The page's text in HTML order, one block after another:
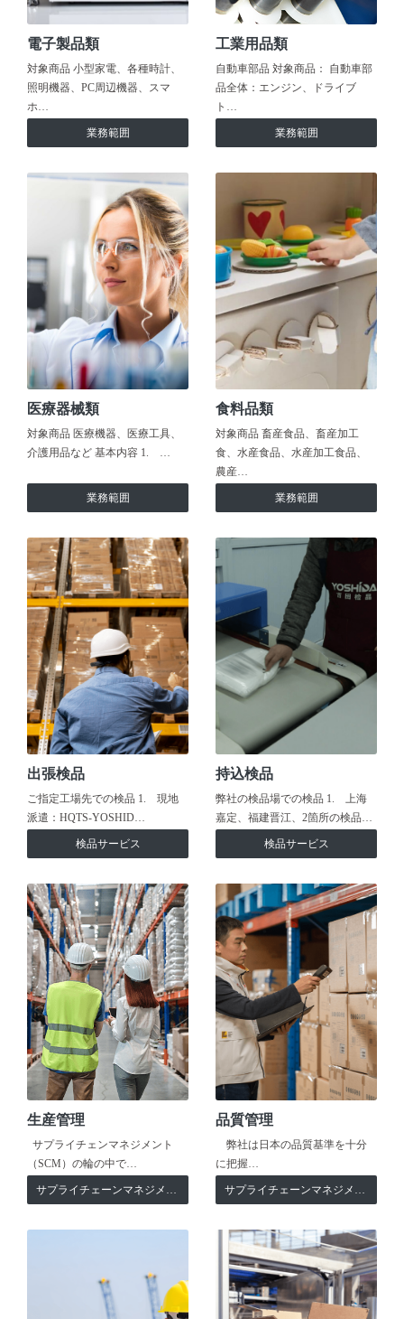
電子製品類
対象商品 小型家電、各種時計、
照明機器、PC周辺機器、スマ
ホ…
業務範囲
工業用品類
自動車部品 対象商品： 自動車部
品全体：エンジン、ドライブ
ト…
業務範囲
医療器械類
対象商品 医療機器、医療工具、
介護用品など 基本内容 1. …
業務範囲
食料品類
対象商品 畜産食品、畜産加工
食、水産食品、水産加工食品、
農産…
業務範囲
出張検品
ご指定工場先での検品 1. 現地
派遣：HQTS-YOSHID…
検品サービス
持込検品
弊社の検品場での検品 1. 上海
嘉定、福建晋江、2箇所の検品…
検品サービス
生産管理
サプライチェンマネジメント
（SCM）の輪の中で…
サプライチェーンマネジメント
品質管理
弊社は日本の品質基準を十分
に把握…
サプライチェーンマネジメント